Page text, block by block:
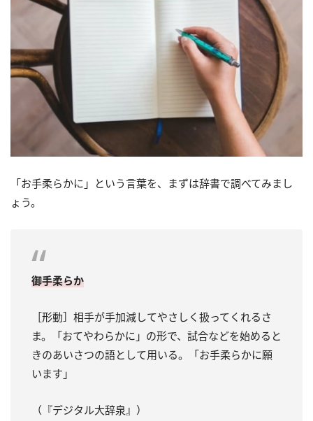
「お手柔らかに」という言葉を、まずは辞書で調べてみまし
ょう。
御手柔らか
［形動］相手が手加減してやさしく扱ってくれるさ
ま。「おてやわらかに」の形で、試合などを始めると
きのあいさつの語として用いる。「お手柔らかに願
います」
（『デジタル大辞泉』）